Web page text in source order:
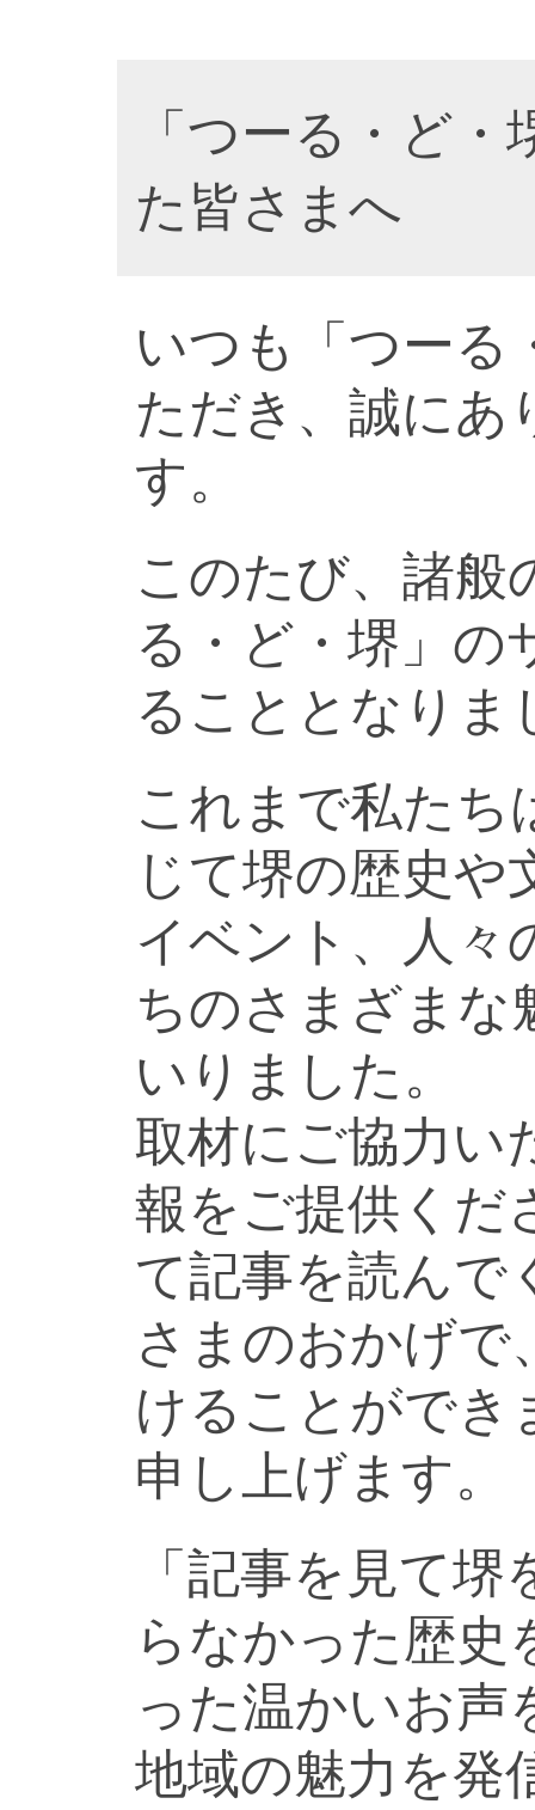
「つーる・ど
た皆さまへ
いつも「つーる
ただき、誠にあ
す。
このたび、諸般
る・ど・堺」の
ることとなりま
これまで私たち
じて堺の歴史や
イベント、人々
ちのさまざまな
いりました。
取材にご協力い
報をご提供くだ
て記事を読んで
さまのおかげで
けることができ
申し上げます。
「記事を見て
らなかった歴史
った温かいお声
地域の魅力を発